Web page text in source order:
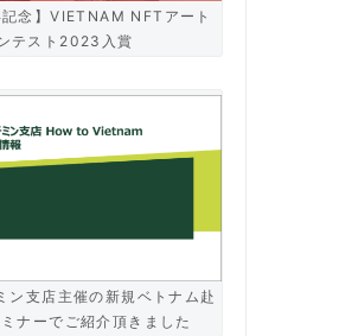
記念】VIETNAM NFTアート
テスト2023入賞
ン支店主催の新規ベトナム赴
ナーでご紹介頂きました